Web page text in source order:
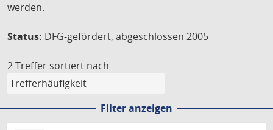
werden.
Status: DFG-gefördert, abgeschlossen 2005
2 Treffer sortiert nach
Filter anzeigen